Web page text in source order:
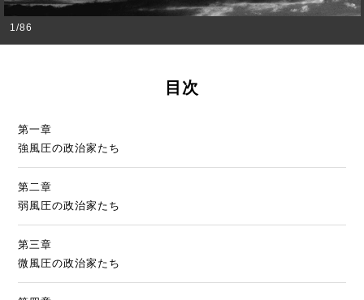
1/86
目次
第一章
強風圧の政治家たち
第二章
弱風圧の政治家たち
第三章
微風圧の政治家たち